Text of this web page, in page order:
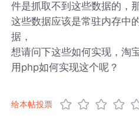
件是抓取不到这些数据的，
这些数据应该是常驻内存中
据，
想请问下这些如何实现，淘
用php如何实现这个呢？
给本帖投票